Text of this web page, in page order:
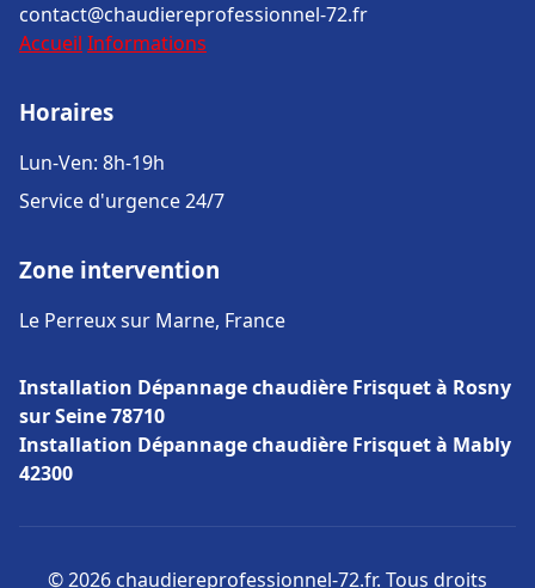
contact@chaudiereprofessionnel-72.fr
Accueil Informations
Horaires
Lun-Ven: 8h-19h
Service d'urgence 24/7
Zone intervention
Le Perreux sur Marne, France
Installation Dépannage chaudière Frisquet à Rosny
sur Seine 78710
Installation Dépannage chaudière Frisquet à Mably
42300
© 2026 chaudiereprofessionnel-72.fr. Tous droits